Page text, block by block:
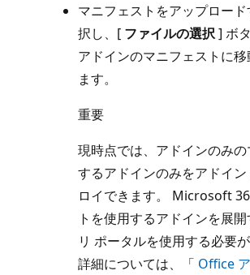
マニフェストをアップロー
択し、[ ファイルの選択] ボ
アドインのマニフェストに
ます。
重要
現時点では、アドインのみ
するアドインのみをアドイ
ロイできます。 Microsoft
トを使用するアドインを展
リ ポータルを使用する必要
詳細については、「 Office